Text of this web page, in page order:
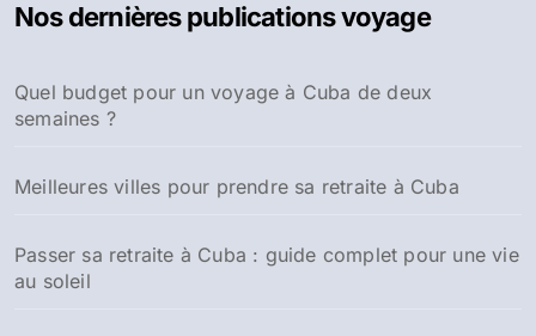
r
e
r
Nos dernières publications voyage
Quel budget pour un voyage à Cuba de deux
semaines ?
Meilleures villes pour prendre sa retraite à Cuba
Passer sa retraite à Cuba : guide complet pour une vie
au soleil